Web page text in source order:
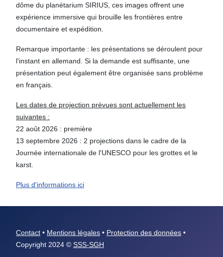
dôme du planétarium SIRIUS, ces images offrent une
expérience immersive qui brouille les frontières entre
documentaire et expédition.
Remarque importante : les présentations se déroulent pour
l'instant en allemand. Si la demande est suffisante, une
présentation peut également être organisée sans problème
en français.
Les dates de projection prévues sont actuellement les
suivantes :
22 août 2026 : première
13 septembre 2026 : 2 projections dans le cadre de la
Journée internationale de l'UNESCO pour les grottes et le
karst.
Plus d'informations ici
Contact • Mentions légales • Protection des données •
Copyright 2024 © SSS-SGH